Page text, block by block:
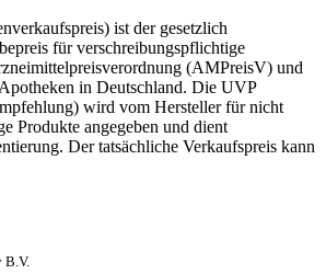
ist der gesetzlich
für verschreibungspflichtige
(AMPreisV) und
in Deutschland. Die UVP
wird vom Hersteller für nicht
Produkte angegeben und dient
Der tatsächliche Verkaufspreis kann
B.V.